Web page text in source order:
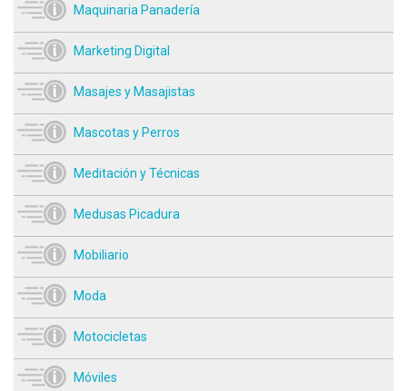
Maquinaria Panadería
Marketing Digital
Masajes y Masajistas
Mascotas y Perros
Meditación y Técnicas
Medusas Picadura
Mobiliario
Moda
Motocicletas
Móviles